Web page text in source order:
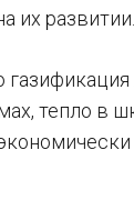
их развитии.
тепло в